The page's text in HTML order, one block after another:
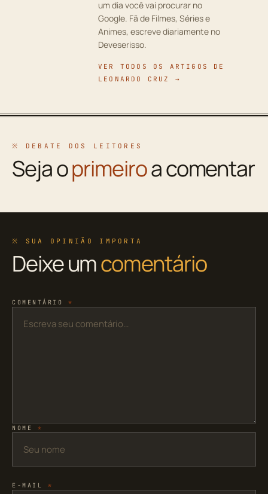
um dia você vai procurar no
Google. Fã de Filmes, Séries e
Animes, escreve diariamente no
Deveserisso.
VER TODOS OS ARTIGOS DE
LEONARDO CRUZ →
※ DEBATE DOS LEITORES
Seja oprimeiroa comentar
※ SUA OPINIÃO IMPORTA
Deixe umcomentário
COMENTÁRIO *
NOME *
E-MAIL *